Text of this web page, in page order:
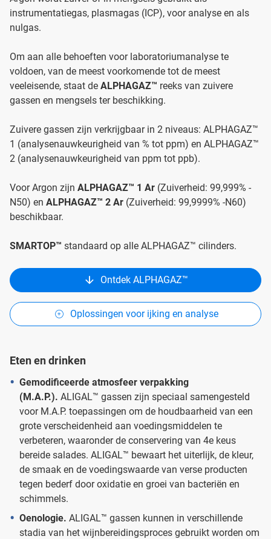
instrumentatiegas, plasmagas (ICP), voor analyse en als
nulgas.
Om aan alle behoeften voor laboratoriumanalyse te
voldoen, van de meest voorkomende tot de meest
veeleisende, staat de ALPHAGAZ™ reeks van zuivere
gassen en mengsels ter beschikking.
Zuivere gassen zijn verkrijgbaar in 2 niveaus: ALPHAGAZ™
1 (analysenauwkeurigheid van % tot ppm) en ALPHAGAZ™
2 (analysenauwkeurigheid van ppm tot ppb).
Voor Argon zijn ALPHAGAZ™ 1 Ar (Zuiverheid: 99,999% -
N50) en ALPHAGAZ™ 2 Ar (Zuiverheid: 99,9999% -N60)
beschikbaar.
SMARTOP™ standaard op alle ALPHAGAZ™ cilinders.
Ontdek ALPHAGAZ™
Oplossingen voor ijking en analyse
Eten en drinken
Gemodificeerde atmosfeer verpakking
(M.A.P.). ALIGAL™ gassen zijn speciaal samengesteld
voor M.A.P. toepassingen om de houdbaarheid van een
grote verscheidenheid aan voedingsmiddelen te
verbeteren, waaronder de conservering van 4e keus
bereide salades. ALIGAL™ bewaart het uiterlijk, de kleur,
de smaak en de voedingswaarde van verse producten
tegen bederf door oxidatie en groei van bacteriën en
schimmels.
Oenologie. ALIGAL™ gassen kunnen in verschillende
stadia van het wijnbereidingsproces gebruikt worden om